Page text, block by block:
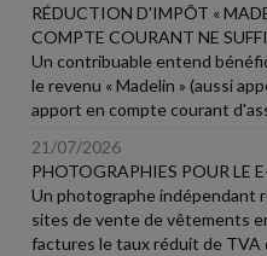
RÉDUCTION D'IMPÔT «
COMPTE COURANT NE
Un contribuable entend
le revenu « Madelin » (aussi
apport en compte courant
21/07/2026
PHOTOGRAPHIES POUR LE
Un photographe indépendant
sites de vente de vêtements
factures le taux réduit de TVA